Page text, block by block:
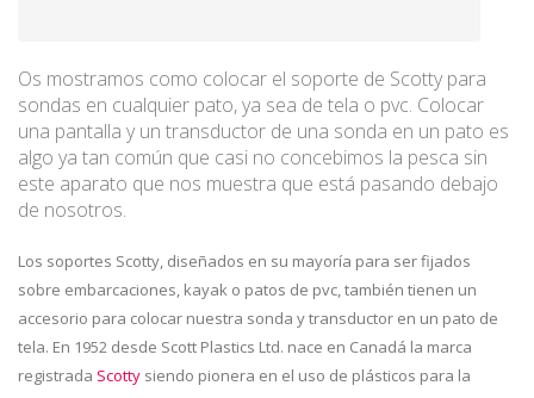
Os mostramos como colocar el soporte de Scotty para
sondas en cualquier pato, ya sea de tela o pvc. Colocar
una pantalla y un transductor de una sonda en un pato es
algo ya tan común que casi no concebimos la pesca sin
este aparato que nos muestra que está pasando debajo
de nosotros.
Los soportes Scotty, diseñados en su mayoría para ser fijados
sobre embarcaciones, kayak o patos de pvc, también tienen un
accesorio para colocar nuestra sonda y transductor en un pato de
tela. En 1952 desde Scott Plastics Ltd. nace en Canadá la marca
registrada Scotty siendo pionera en el uso de plásticos para la